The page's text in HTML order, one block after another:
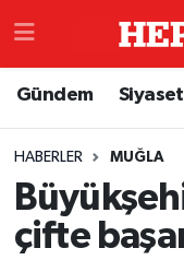
Gündem Siyaset
HABERLER MUĞLA
çifte
Çevre
Dünya
İzmir Namaz
İstanbul Trafik